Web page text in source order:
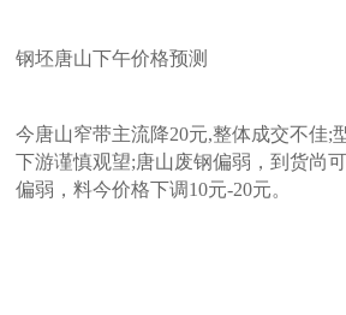
钢坯唐山下午价格预测
今唐山窄带主流降20元,整体成交不佳;
下游谨慎观望;唐山废钢偏弱，到货尚
偏弱，料今价格下调10元-20元。